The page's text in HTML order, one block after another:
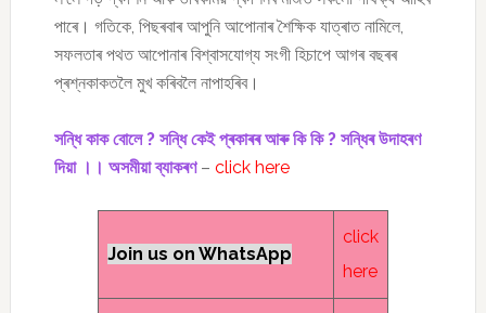
পাৰে। গতিকে, পিছৰবাৰ আপুনি আপোনাৰ শৈক্ষিক যাত্ৰাত নামিলে,
সফলতাৰ পথত আপোনাৰ বিশ্বাসযোগ্য সংগী হিচাপে আগৰ বছৰৰ
প্ৰশ্নকাকতলৈ মুখ কৰিবলৈ নাপাহৰিব।
সন্ধি কাক বোলে ? সন্ধি কেই প্ৰকাৰৰ আৰু কি কি ? সন্ধিৰ উদাহৰণ
দিয়া ।। অসমীয়া ব্যাকৰণ– click here
Join us on WhatsApp
click
here